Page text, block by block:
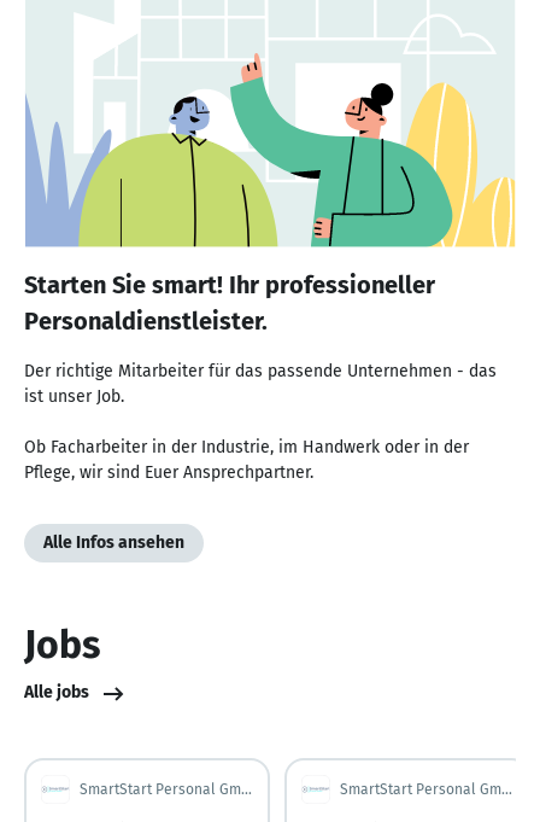
Starten Sie smart! Ihr professioneller
Personaldienstleister.
Der richtige Mitarbeiter für das passende Unternehmen - das
ist unser Job.
Ob Facharbeiter in der Industrie, im Handwerk oder in der
Pflege, wir sind Euer Ansprechpartner.
Alle Infos ansehen
Jobs
Alle jobs
SmartStart Personal GmbH SmartStart Personal GmbH